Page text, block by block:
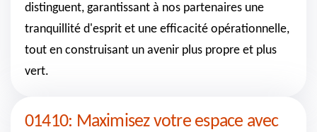
distinguent, garantissant à nos partenaires une
tranquillité d'esprit et une efficacité opérationnelle,
tout en construisant un avenir plus propre et plus
vert.
01410: Maximisez votre espace avec